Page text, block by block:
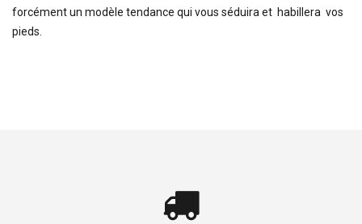
forcément un modèle tendance qui vous séduira et habillera vos
pieds.